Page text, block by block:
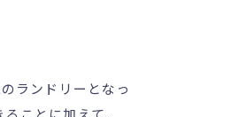
ランドリーとなっ